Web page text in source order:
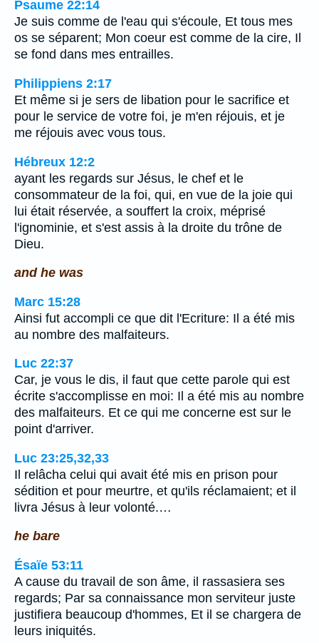
Psaume 22:14
Je suis comme de l'eau qui s'écoule, Et tous mes
os se séparent; Mon coeur est comme de la cire, Il
se fond dans mes entrailles.
Philippiens 2:17
Et même si je sers de libation pour le sacrifice et
pour le service de votre foi, je m'en réjouis, et je
me réjouis avec vous tous.
Hébreux 12:2
ayant les regards sur Jésus, le chef et le
consommateur de la foi, qui, en vue de la joie qui
lui était réservée, a souffert la croix, méprisé
l'ignominie, et s'est assis à la droite du trône de
Dieu.
and he was
Marc 15:28
Ainsi fut accompli ce que dit l'Ecriture: Il a été mis
au nombre des malfaiteurs.
Luc 22:37
Car, je vous le dis, il faut que cette parole qui est
écrite s'accomplisse en moi: Il a été mis au nombre
des malfaiteurs. Et ce qui me concerne est sur le
point d'arriver.
Luc 23:25,32,33
Il relâcha celui qui avait été mis en prison pour
sédition et pour meurtre, et qu'ils réclamaient; et il
livra Jésus à leur volonté.…
he bare
Ésaïe 53:11
A cause du travail de son âme, il rassasiera ses
regards; Par sa connaissance mon serviteur juste
justifiera beaucoup d'hommes, Et il se chargera de
leurs iniquités.